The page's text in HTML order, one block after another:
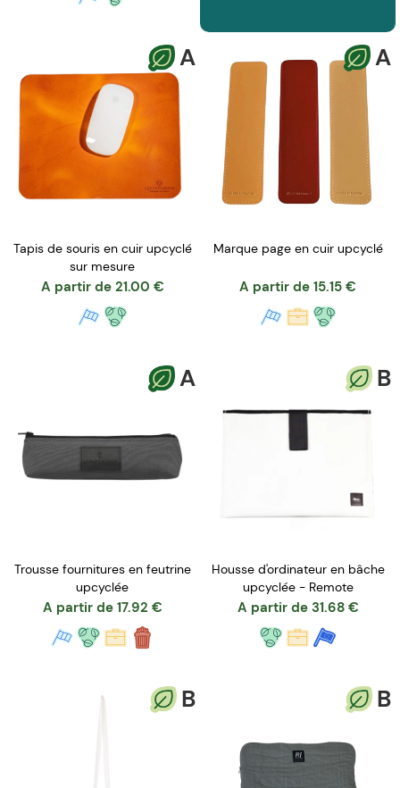
A
Tapis de souris en cuir upcyclé
sur mesure
A partir de 21.00 €
A
Marque page en cuir upcyclé
A partir de 15.15 €
A
Trousse fournitures en feutrine
upcyclée
A partir de 17.92 €
B
Housse d'ordinateur en bâche
upcyclée - Remote
A partir de 31.68 €
B B